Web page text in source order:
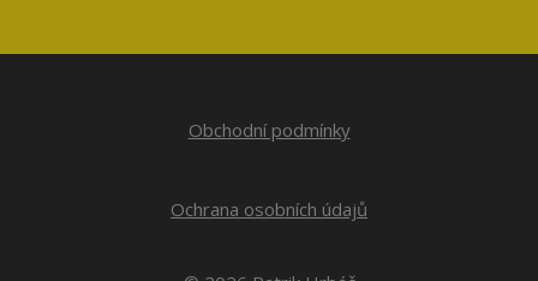
Obchodní podmínky
Ochrana osobních údajů